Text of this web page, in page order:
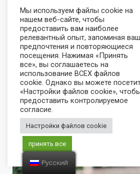
Земля На Сицилии — Alfano
Чианчиана, Агридженто, Сицилия,
31540
м²
мой дом
Объявления
Мы используем файлы cookie на
нашем веб-сайте, чтобы
предоставить вам наиболее
релевантный опыт, запоминая
предпочтения и повторяющиеся
посещения. Нажимая «Принять
все», вы соглашаетесь на
использование ВСЕХ файлов
cookie. Однако вы можете
«Настройки файлов cookie»,
предоставить контролируемое
согласие.
Настройки файлов cookie
принять все
Русский